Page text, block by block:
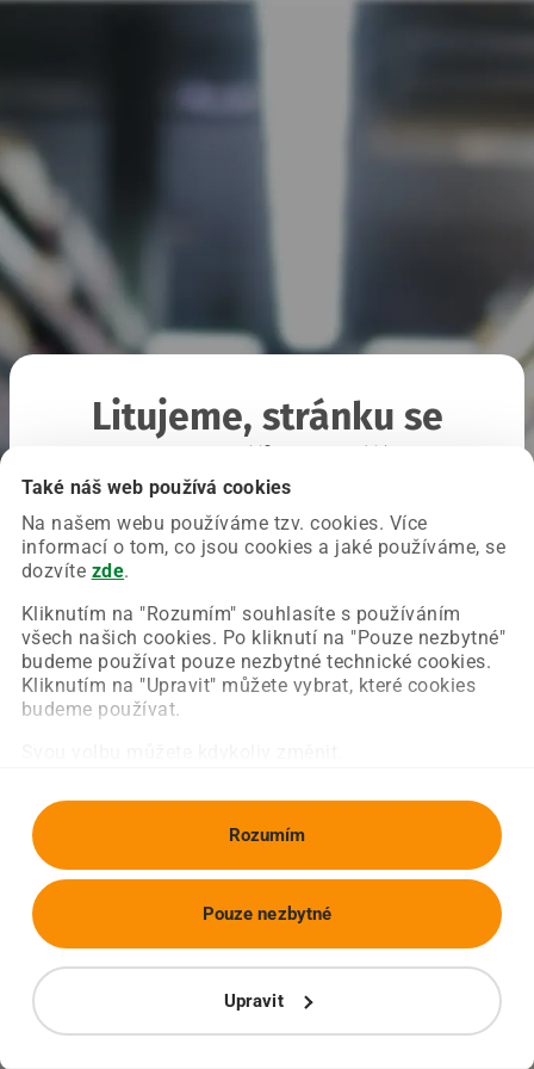
Také náš web používá cookies
Na našem webu používáme tzv. cookies. Více
informací o tom, co jsou cookies a jaké používáme, se
dozvíte zde.
Kliknutím na "Rozumím" souhlasíte s používáním
všech našich cookies. Po kliknutí na "Pouze nezbytné"
budeme používat pouze nezbytné technické cookies.
Kliknutím na "Upravit" můžete vybrat, které cookies
budeme používat.
Rozumím
Upravit
Pouze nezbytné
Litujeme, stránku se
Chyba nastala na naší straně a už ji opravujeme.
Zkuste prosím znovu načíst požadovanou stránku.
Obnovit stránku Úvodní strana